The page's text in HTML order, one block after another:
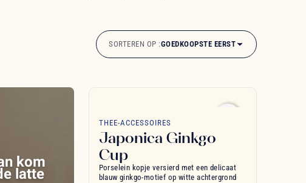
SORTEREN OP :GOEDKOOPSTE EERST
kom
latte
THEE-ACCESSOIRES
Japonica Ginkgo
Cup
Porselein kopje versierd met een delicaat
blauw ginkgo-motief op witte achtergrond